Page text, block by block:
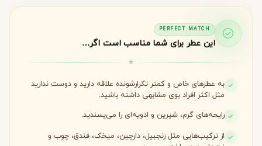
PERFECT MATCH
این عطر برای شما مناسب است اگر…
به عطرهای خاص و کمتر تکرارشونده علاقه دارید و دوست ندارید
مثل اکثر افراد بوی مشابهی داشته باشید.
رایحه‌های گرم، شیرین و ادویه‌ای را می‌پسندید.
از ترکیب‌هایی مثل زنجبیل، دارچین، میخک، فندق، چوب و